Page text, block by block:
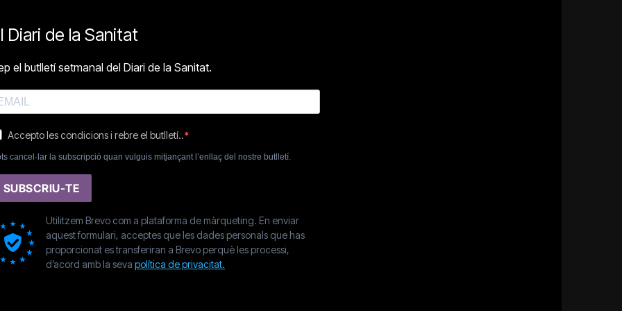
Diari de la Sanitat
el butlletí setmanal del Diari de la Sanitat.
Accepto les condicions i rebre el butlletí..
cancel·lar la subscripció quan vulguis mitjançant l’enllaç del nostre butlletí.
SUBSCRIU-TE
Utilitzem Brevo com a plataforma de màrqueting. En enviar
aquest formulari, acceptes que les dades personals que has
proporcionat es transferiran a Brevo perquè les processi,
d’acord amb la seva política de privacitat.